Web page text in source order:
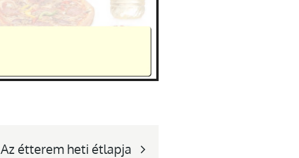
Az étterem heti étlapja